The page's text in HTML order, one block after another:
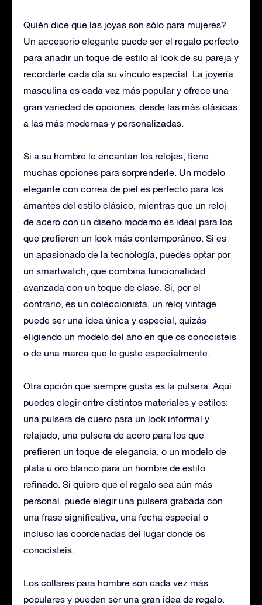
Quién dice que las joyas son sólo para mujeres?
Un accesorio elegante puede ser el regalo perfecto
para añadir un toque de estilo al look de su pareja y
recordarle cada día su vínculo especial. La joyería
masculina es cada vez más popular y ofrece una
gran variedad de opciones, desde las más clásicas
a las más modernas y personalizadas.
Si a su hombre le encantan los relojes, tiene
muchas opciones para sorprenderle. Un modelo
elegante con correa de piel es perfecto para los
amantes del estilo clásico, mientras que un reloj
de acero con un diseño moderno es ideal para los
que prefieren un look más contemporáneo. Si es
un apasionado de la tecnología, puedes optar por
un smartwatch, que combina funcionalidad
avanzada con un toque de clase. Si, por el
contrario, es un coleccionista, un reloj vintage
puede ser una idea única y especial, quizás
eligiendo un modelo del año en que os conocisteis
o de una marca que le guste especialmente.
Otra opción que siempre gusta es la pulsera. Aquí
puedes elegir entre distintos materiales y estilos:
una pulsera de cuero para un look informal y
relajado, una pulsera de acero para los que
prefieren un toque de elegancia, o un modelo de
plata u oro blanco para un hombre de estilo
refinado. Si quiere que el regalo sea aún más
personal, puede elegir una pulsera grabada con
una frase significativa, una fecha especial o
incluso las coordenadas del lugar donde os
conocisteis.
Los collares para hombre son cada vez más
populares y pueden ser una gran idea de regalo.